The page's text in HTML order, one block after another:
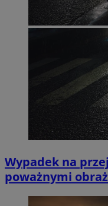
Wypadek na
poważnymi